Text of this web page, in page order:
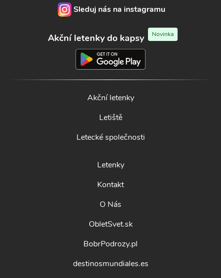
Sleduj nás na instagramu
Akční letenky do kapsy Novinka
Akční letenky
Letiště
Letecké společnosti
Letenky
Kontakt
O Nás
ObletSvet.sk
BobrPodrozy.pl
destinosmundiales.es